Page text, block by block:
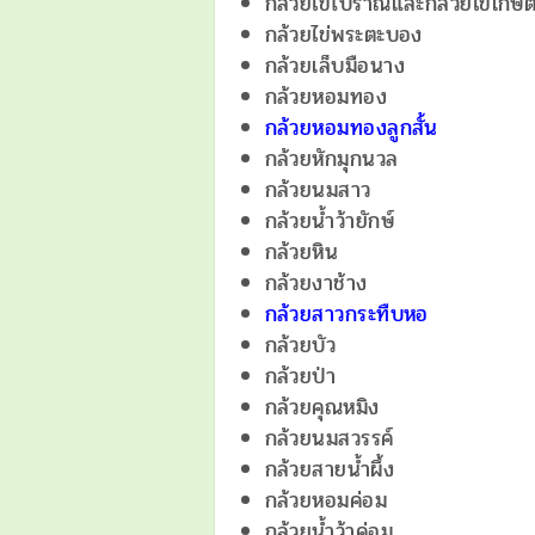
กล้วยไข่พระตะบอง
กล้วยเล็บมือนาง
กล้วยหอมทอง
กล้วยหอมทองลูกสั้น
กล้วยหักมุกนวล
กล้วยนมสาว
กล้วยน้ำว้ายักษ์
กล้วยหิน
กล้วยงาช้าง
กล้วยสาวกระทืบหอ
กล้วยบัว
กล้วยป่า
กล้วยคุณหมิง
กล้วยนมสวรรค์
กล้วยสายน้ำผึ้ง
กล้วยหอมค่อม